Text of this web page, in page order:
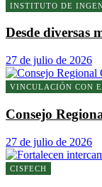
INSTITUTO DE
Desde diversas
27 de julio de 2026
VINCULACIÓN CON
Consejo
27 de julio de 2026
CISFECH